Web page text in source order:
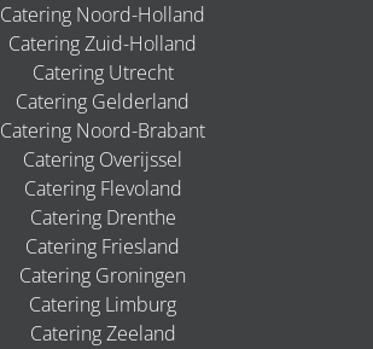
Catering Noord-Holland
Catering Zuid-Holland
Catering Utrecht
Catering Gelderland
Catering Noord-Brabant
Catering Overijssel
Catering Flevoland
Catering Drenthe
Catering Friesland
Catering Groningen
Catering Limburg
Catering Zeeland